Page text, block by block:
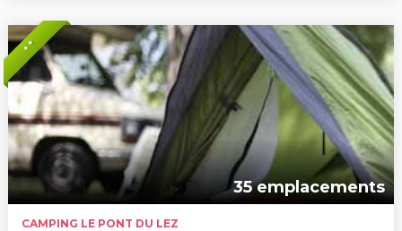
* *
35 emplacements
CAMPING LE PONT DU LEZ